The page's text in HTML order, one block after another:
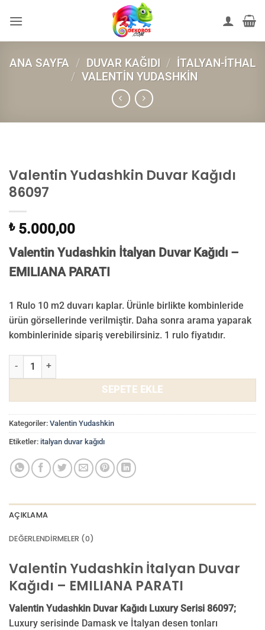
atla
ANA SAYFA / DUVAR KAĞIDI / İTALYAN-İTHAL
/ VALENTIN YUDASHKIN
Valentin Yudashkin Duvar Kağıdı
86097
₺5.000,00
Valentin Yudashkin İtalyan Duvar Kağıdı –
EMILIANA PARATI
1 Rulo 10 m2 duvarı kaplar. Ürünle birlikte kombinleride
ürün görsellerinde verilmiştir. Daha sonra arama yaparak
kombinlerinide sipariş verebilirsiniz. 1 rulo fiyatıdır.
Valentin Yudashkin Duvar Kağıdı 86097 adet
SEPETE EKLE
Kategoriler: Valentin Yudashkin
Etiketler: italyan duvar kağıdı
AÇIKLAMA
DEĞERLENDIRMELER (0)
Valentin Yudashkin İtalyan Duvar
Kağıdı – EMILIANA PARATI
Valentin Yudashkin Duvar Kağıdı Luxury Serisi 86097;
Luxury serisinde Damask ve İtalyan desen tonları